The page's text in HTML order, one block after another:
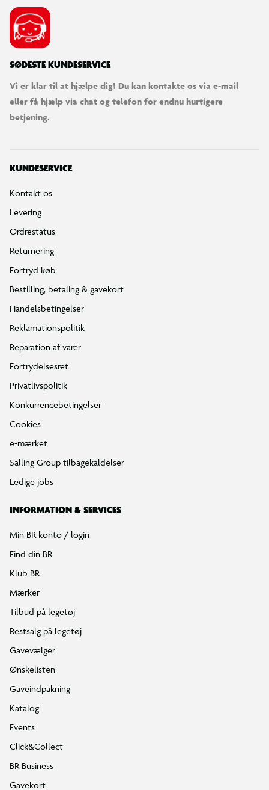
SØDESTE KUNDESERVICE
Vi er klar til at hjælpe dig! Du kan kontakte os via e-mail
eller få hjælp via chat og telefon for endnu hurtigere
betjening.
KUNDESERVICE
Kontakt os
Levering
Ordrestatus
Returnering
Fortryd køb
Bestilling, betaling & gavekort
Handelsbetingelser
Reklamationspolitik
Reparation af varer
Fortrydelsesret
Privatlivspolitik
Konkurrencebetingelser
Cookies
e-mærket
Salling Group tilbagekaldelser
Ledige jobs
INFORMATION & SERVICES
Min BR konto / login
Find din BR
Klub BR
Mærker
Tilbud på legetøj
Restsalg på legetøj
Gavevælger
Ønskelisten
Gaveindpakning
Katalog
Events
Click&Collect
BR Business
Gavekort